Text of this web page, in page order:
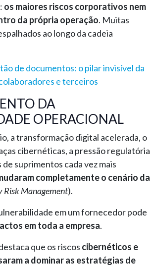
os maiores riscos corporativos nem
da própria operação. Muitas
ao longo da cadeia
de documentos: o pilar invisível da
e terceiros
DA
OPERACIONAL
a transformação digital acelerada, o
cibernéticas, a pressão regulatória
de suprimentos cada vez mais
completamente o cenário da
Risk Management).
em um fornecedor pode
em toda a empresa.
que os riscos cibernéticos e
a dominar as estratégias de